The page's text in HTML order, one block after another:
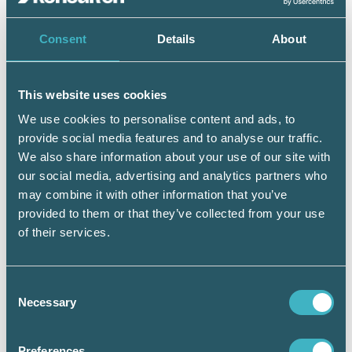
Consent Details About
This website uses cookies
We use cookies to personalise content and ads, to
provide social media features and to analyse our traffic.
We also share information about your use of our site with
our social media, advertising and analytics partners who
may combine it with other information that you’ve
provided to them or that they’ve collected from your use
of their services.
Selection
Necessary
företag, byråer och myndigheter. Det
möjliggör redovisning i realtid.
– Där kommer vi in på frågor som hur
uppgifterna hos Skatteverket när det gäller till
exempel uppbördsdeklaration och moms. Inte
bara en gång om året, en gång i månaden eller
en gång i veckan utan hela tiden. Detta är en
spännande utveckling som bland annat vi
inom XBRL-föreningen håller ögonen på. Det
är dags för oss att spänna bågen ordentligt nu.